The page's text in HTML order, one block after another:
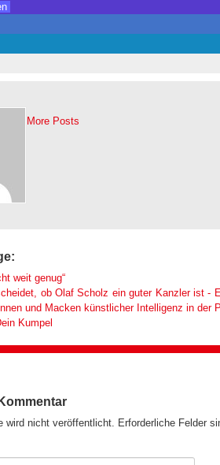
More Posts
weit genug“
ob Olaf Scholz ein guter Kanzler ist -
und Macken künstlicher Intelligenz in der
Kumpel
wird nicht veröffentlicht. Erforderliche Felder